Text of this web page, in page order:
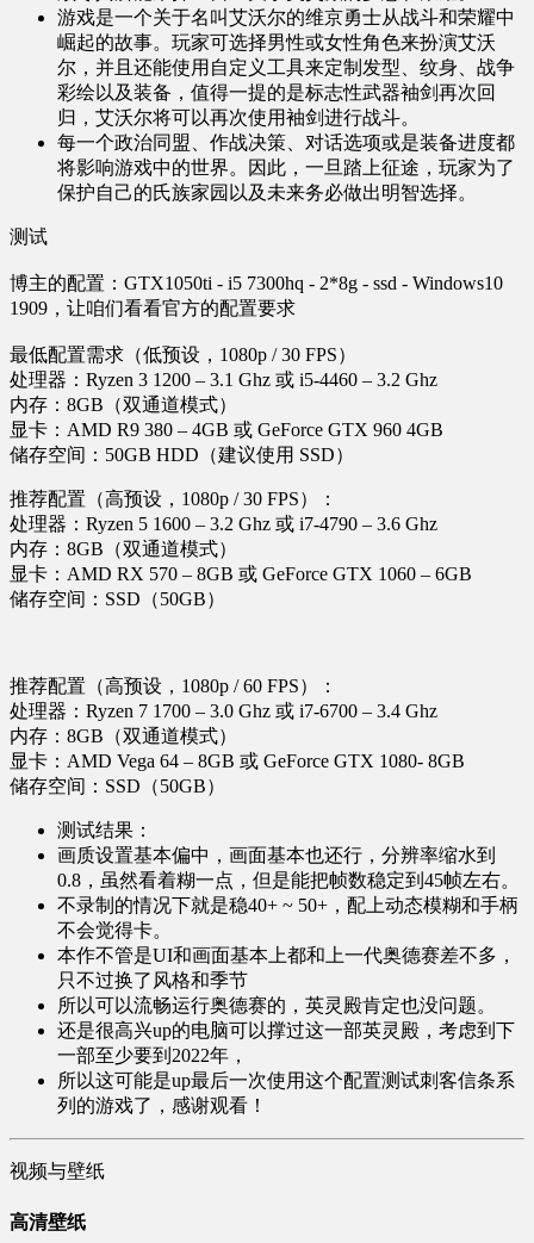
游戏是一个关于名叫艾沃尔的维京勇士从战斗和荣耀中
崛起的故事。玩家可选择男性或女性角色来扮演艾沃
尔，并且还能使用自定义工具来定制发型、纹身、战争
彩绘以及装备，值得一提的是标志性武器袖剑再次回
归，艾沃尔将可以再次使用袖剑进行战斗。
每一个政治同盟、作战决策、对话选项或是装备进度都
将影响游戏中的世界。因此，一旦踏上征途，玩家为了
保护自己的氏族家园以及未来务必做出明智选择。
测试
博主的配置：GTX1050ti - i5 7300hq - 2*8g - ssd - Windows10
1909，让咱们看看官方的配置要求
最低配置需求（低预设，1080p / 30 FPS）
处理器：Ryzen 3 1200 – 3.1 Ghz 或 i5-4460 – 3.2 Ghz
内存：8GB（双通道模式）
显卡：AMD R9 380 – 4GB 或 GeForce GTX 960 4GB
储存空间：50GB HDD（建议使用 SSD）
推荐配置（高预设，1080p / 30 FPS）：
处理器：Ryzen 5 1600 – 3.2 Ghz 或 i7-4790 – 3.6 Ghz
内存：8GB（双通道模式）
显卡：AMD RX 570 – 8GB 或 GeForce GTX 1060 – 6GB
储存空间：SSD（50GB）
推荐配置（高预设，1080p / 60 FPS）：
处理器：Ryzen 7 1700 – 3.0 Ghz 或 i7-6700 – 3.4 Ghz
内存：8GB（双通道模式）
显卡：AMD Vega 64 – 8GB 或 GeForce GTX 1080- 8GB
储存空间：SSD（50GB）
测试结果：
画质设置基本偏中，画面基本也还行，分辨率缩水到
0.8，虽然看着糊一点，但是能把帧数稳定到45帧左右。
不录制的情况下就是稳40+ ~ 50+，配上动态模糊和手柄
不会觉得卡。
本作不管是UI和画面基本上都和上一代奥德赛差不多，
只不过换了风格和季节
所以可以流畅运行奥德赛的，英灵殿肯定也没问题。
还是很高兴up的电脑可以撑过这一部英灵殿，考虑到下
一部至少要到2022年，
所以这可能是up最后一次使用这个配置测试刺客信条系
列的游戏了，感谢观看！
视频与壁纸
高清壁纸